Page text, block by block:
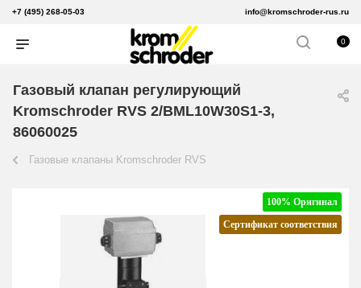
+7 (495) 268-05-03 info@kromschroder-rus.ru
0
Газовый клапан регулирующий
Kromschroder RVS 2/BML10W30S1-3,
86060025
Газовые клапаны Kromschroder RVS
100% Оригинал
Сертификат соответствия